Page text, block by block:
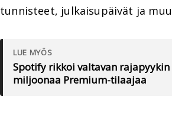
tunnisteet, julkaisupäivät ja
LUE MYÖS
Spotify rikkoi valtavan rajapyykin
miljoonaa Premium-tilaajaa